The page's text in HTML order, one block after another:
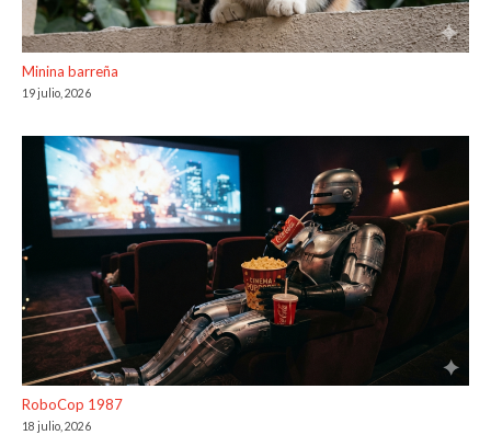
Minina barreña
19 julio, 2026
RoboCop 1987
18 julio, 2026